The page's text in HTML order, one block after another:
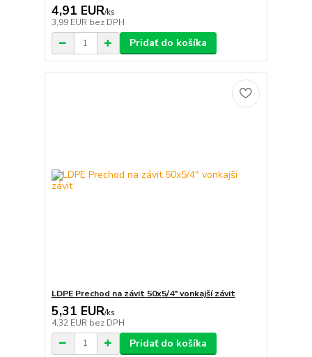
4,91 EUR/ks
3,99 EUR bez DPH
Pridať do košíka
LDPE Prechod na závit 50x5/4" vonkajší závit
5,31 EUR/ks
4,32 EUR bez DPH
Pridať do košíka